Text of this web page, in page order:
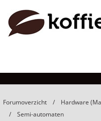
Forumoverzicht
Hardware
Semi-automaten